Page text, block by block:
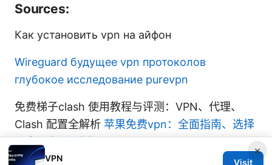
Sources:
Как установить vpn на айфон
Wireguard будущее vpn протоколов
глубокое исследование purevpn
免费梯子clash 使用教程与评测：VPN、代理、
Clash 配置全解析 苹果免费vpn：全面指南、选择
要点与实用评测
×
VPN Visit